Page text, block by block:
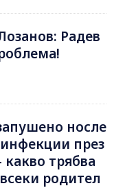
Радев
носле
през
какво трябва
родител